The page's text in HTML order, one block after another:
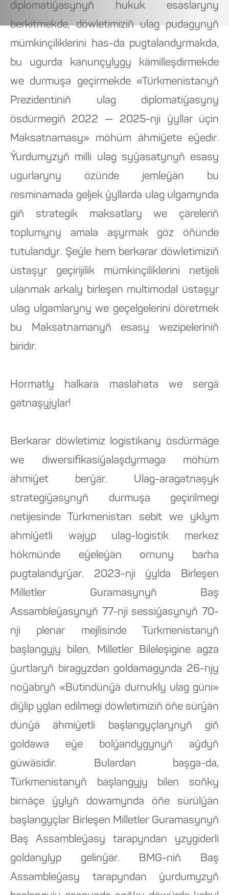
diplomatiýasynyň hukuk esaslaryny
berkitmekde, döwletimiziň ulag pudagynyň
mümkinçiliklerini has-da pugtalandyrmakda,
bu ugurda kanunçylygy kämilleşdirmekde
we durmuşa geçirmekde «Türkmenistanyň
Prezidentiniň ulag diplomatiýasyny
ösdürmegiň 2022 — 2025-nji ýyllar üçin
Maksatnamasy» möhüm ähmiýete eýedir.
Ýurdumyzyň milli ulag syýasatynyň esasy
ugurlaryny özünde jemleýän bu
resminamada geljek ýyllarda ulag ulgamynda
giň strategik maksatlary we çäreleriň
toplumyny amala aşyrmak göz öňünde
tutulandyr. Şeýle hem berkarar döwletimiziň
üstaşyr geçirijilik mümkinçiliklerini netijeli
ulanmak arkaly birleşen multimodal üstaşyr
ulag ulgamlaryny we geçelgelerini döretmek
bu Maksatnamanyň esasy wezipeleriniň
biridir.
Hormatly halkara maslahata we sergä
gatnaşyjylar!
Berkarar döwletimiz logistikany ösdürmäge
we diwersifikasiýalaşdyrmaga möhüm
ähmiýet berýär. Ulag-aragatnaşyk
strategiýasynyň durmuşa geçirilmegi
netijesinde Türkmenistan sebit we yklym
ähmiýetli wajyp ulag-logistik merkez
hökmünde eýeleýän ornuny barha
pugtalandyrýar. 2023-nji ýylda Birleşen
Milletler Guramasynyň Baş
Assambleýasynyň 77-nji sessiýasynyň 70-
nji plenar mejlisinde Türkmenistanyň
başlangyjy bilen, Milletler Bileleşigine agza
ýurtlaryň biragyzdan goldamagynda 26-njy
noýabryň «Bütindünýä durnukly ulag güni»
diýlip yglan edilmegi döwletimiziň öňe sürýän
dünýä ähmiýetli başlangyçlarynyň giň
goldawa eýe bolýandygynyň aýdyň
güwäsidir. Bulardan başga-da,
Türkmenistanyň başlangyjy bilen soňky
birnäçe ýylyň dowamynda öňe sürülýän
başlangyçlar Birleşen Milletler Guramasynyň
Baş Assambleýasy tarapyndan yzygiderli
goldanylyp gelinýär. BMG-niň Baş
Assambleýasy tarapyndan ýurdumyzyň